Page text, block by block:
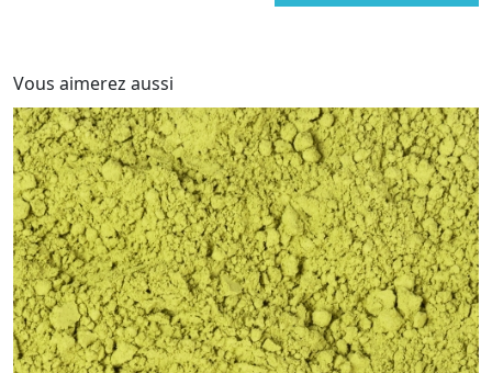
Vous aimerez aussi